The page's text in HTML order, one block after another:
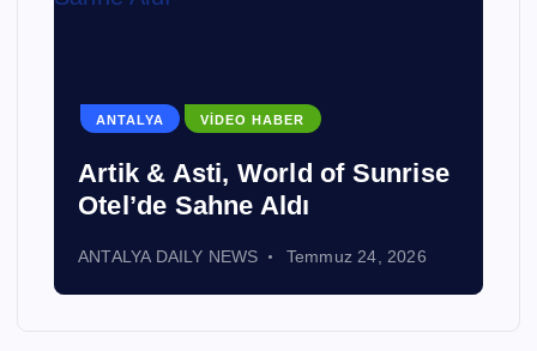
ANTALYA VIDEO HABER
Artik & Asti, World of Sunrise
Otel’de Sahne Aldı
ANTALYA DAILY NEWS Temmuz 24, 2026